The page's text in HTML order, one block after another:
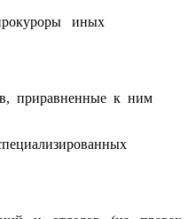
иных
приравненные к ним